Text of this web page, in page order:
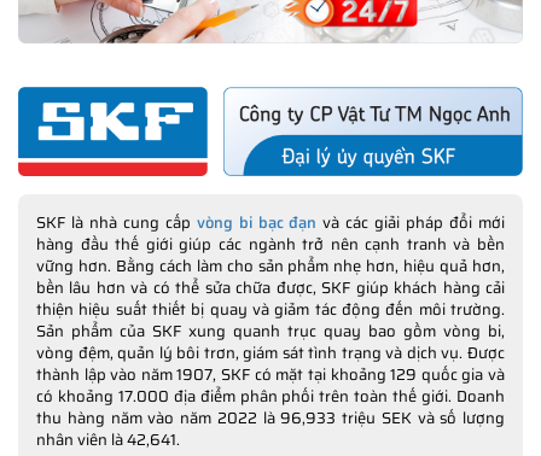
SKF là nhà cung cấp vòng bi bạc đạn và các giải pháp đổi mới
hàng đầu thế giới giúp các ngành trở nên cạnh tranh và bền
vững hơn. Bằng cách làm cho sản phẩm nhẹ hơn, hiệu quả hơn,
bền lâu hơn và có thể sửa chữa được, SKF giúp khách hàng cải
thiện hiệu suất thiết bị quay và giảm tác động đến môi trường.
Sản phẩm của SKF xung quanh trục quay bao gồm vòng bi,
vòng đệm, quản lý bôi trơn, giám sát tình trạng và dịch vụ. Được
thành lập vào năm 1907, SKF có mặt tại khoảng 129 quốc gia và
có khoảng 17.000 địa điểm phân phối trên toàn thế giới. Doanh
thu hàng năm vào năm 2022 là 96,933 triệu SEK và số lượng
nhân viên là 42,641.